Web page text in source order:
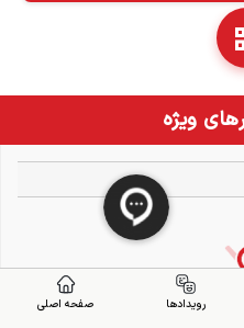
ویژه
رویدادها صفحه اصلی